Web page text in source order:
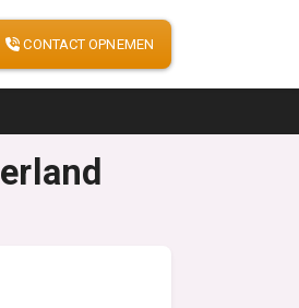
CONTACT OPNEMEN